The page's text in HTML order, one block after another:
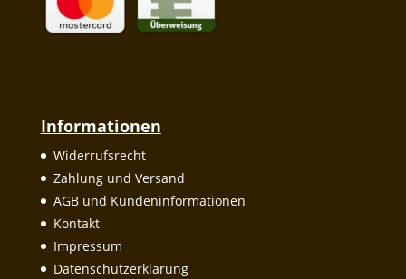
Informationen
Widerrufsrecht
Zahlung und Versand
AGB und Kundeninformationen
Kontakt
Impressum
Datenschutzerklärung